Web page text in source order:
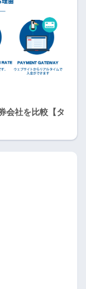
会社を比較【タ